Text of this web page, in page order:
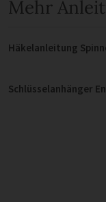
Mehr
Häkelanleitung
Schlüsselanhänger